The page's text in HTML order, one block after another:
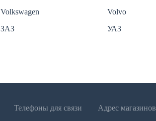
Volkswagen Volvo
ЗАЗ УАЗ
Телефоны для связи Адрес магазинов